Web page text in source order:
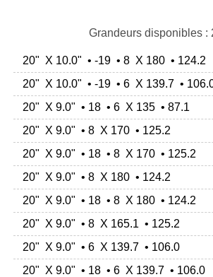
Grandeurs disponibles :
20" X 10.0" • -19 • 8 X 180 • 124.2
20" X 10.0" • -19 • 6 X 139.7 •
20" X 9.0" • 18 • 6 X 135 • 87.1
20" X 9.0" • 8 X 170 • 125.2
20" X 9.0" • 18 • 8 X 170 • 125.2
20" X 9.0" • 8 X 180 • 124.2
20" X 9.0" • 18 • 8 X 180 • 124.2
20" X 9.0" • 8 X 165.1 • 125.2
20" X 9.0" • 6 X 139.7 • 106.0
20" X 9.0" • 18 • 6 X 139.7 • 106.0